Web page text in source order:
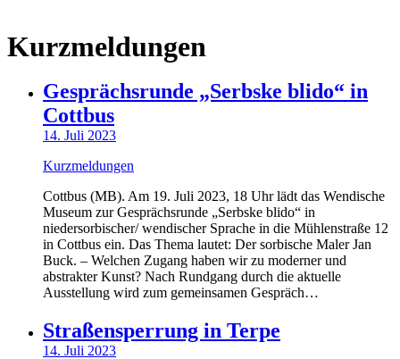
Kurzmeldungen
Gesprächsrunde „Serbske blido“ in
Cottbus
14. Juli 2023
Kurzmeldungen
Cottbus (MB). Am 19. Juli 2023, 18 Uhr lädt das Wendische
Museum zur Gesprächsrunde „Serbske blido“ in
niedersorbischer/ wendischer Sprache in die Mühlenstraße 12
in Cottbus ein. Das Thema lautet: Der sorbische Maler Jan
Buck. – Welchen Zugang haben wir zu moderner und
abstrakter Kunst? Nach Rundgang durch die aktuelle
Ausstellung wird zum gemeinsamen Gespräch…
Straßensperrung in Terpe
14. Juli 2023